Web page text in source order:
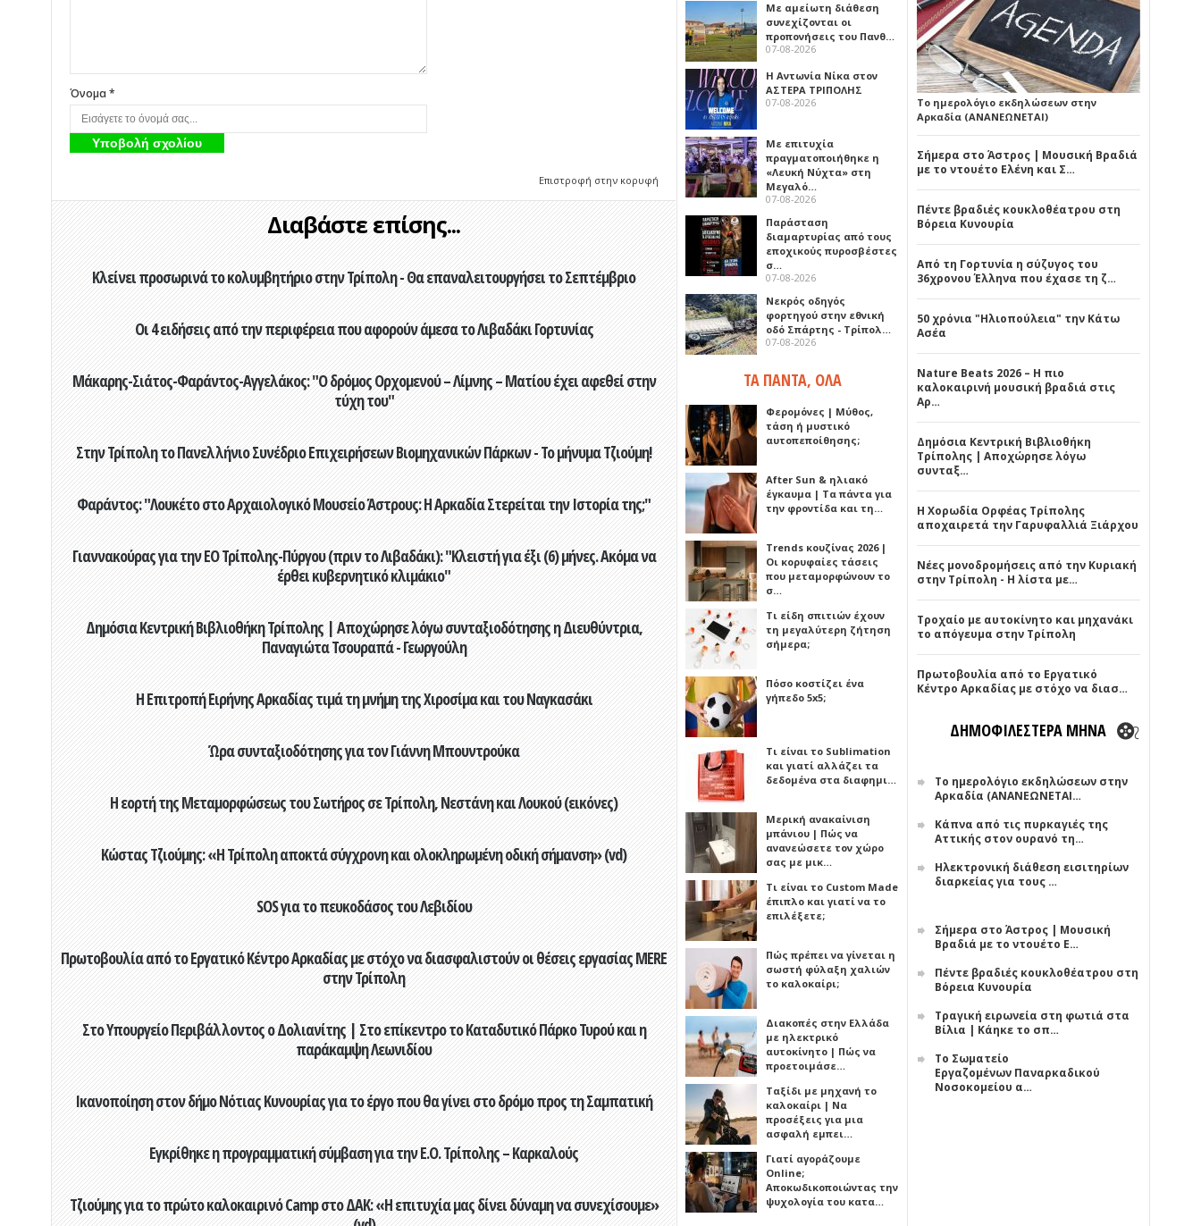
Όνομα *
Επιστροφή στην κορυφή
Διαβάστε επίσης...
Κλείνει προσωρινά το κολυμβητήριο στην Τρίπολη - Θα επαναλειτουργήσει το Σεπτέμβριο
Οι 4 ειδήσεις από την περιφέρεια που αφορούν άμεσα το Λιβαδάκι Γορτυνίας
Μάκαρης-Σιάτος-Φαράντος-Αγγελάκος: "Ο δρόμος Ορχομενού – Λίμνης – Ματίου έχει αφεθεί στην
τύχη του"
Στην Τρίπολη το Πανελλήνιο Συνέδριο Επιχειρήσεων Βιομηχανικών Πάρκων - Το μήνυμα Τζιούμη!
Φαράντος: "Λουκέτο στο Αρχαιολογικό Μουσείο Άστρους: Η Αρκαδία Στερείται την Ιστορία της;"
Γιαννακούρας για την EO Τρίπολης-Πύργου (πριν το Λιβαδάκι): "Κλειστή για έξι (6) μήνες. Ακόμα να
έρθει κυβερνητικό κλιμάκιο"
Δημόσια Κεντρική Βιβλιοθήκη Τρίπολης | Αποχώρησε λόγω συνταξιοδότησης η Διευθύντρια,
Παναγιώτα Τσουραπά - Γεωργούλη
Η Επιτροπή Ειρήνης Αρκαδίας τιμά τη μνήμη της Χιροσίμα και του Ναγκασάκι
Ώρα συνταξιοδότησης για τον Γιάννη Μπουντρούκα
Η εορτή της Μεταμορφώσεως του Σωτήρος σε Τρίπολη, Νεστάνη και Λουκού (εικόνες)
Κώστας Τζιούμης: «Η Τρίπολη αποκτά σύγχρονη και ολοκληρωμένη οδική σήμανση» (vd)
SOS για το πευκοδάσος του Λεβιδίου
Πρωτοβουλία από το Εργατικό Κέντρο Αρκαδίας με στόχο να διασφαλιστούν οι θέσεις εργασίας MERE
στην Τρίπολη
Στο Υπουργείο Περιβάλλοντος ο Δολιανίτης | Στο επίκεντρο το Καταδυτικό Πάρκο Τυρού και η
παράκαμψη Λεωνιδίου
Ικανοποίηση στον δήμο Νότιας Κυνουρίας για το έργο που θα γίνει στο δρόμο προς τη Σαμπατική
Εγκρίθηκε η προγραμματική σύμβαση για την Ε.Ο. Τρίπολης – Καρκαλούς
Τζιούμης για το πρώτο καλοκαιρινό Camp στο ΔΑΚ: «Η επιτυχία μας δίνει δύναμη να συνεχίσουμε»
Με αμείωτη διάθεση
συνεχίζονται οι
προπονήσεις του Πανθ…
07-08-2026
Η Αντωνία Νίκα στον
ΑΣΤΕΡΑ ΤΡΙΠΟΛΗΣ
07-08-2026
Με επιτυχία
πραγματοποιήθηκε η
«Λευκή Νύχτα» στη
Μεγαλό…
07-08-2026
Παράσταση
διαμαρτυρίας από τους
εποχικούς πυροσβέστες
σ…
07-08-2026
Νεκρός οδηγός
φορτηγού στην εθνική
οδό Σπάρτης - Τρίπολ…
07-08-2026
ΤΑ ΠΑΝΤΑ, ΟΛΑ
Φερομόνες | Μύθος,
τάση ή μυστικό
αυτοπεποίθησης;
After Sun & ηλιακό
έγκαυμα | Τα πάντα για
την φροντίδα και τη…
Trends κουζίνας 2026 |
Οι κορυφαίες τάσεις
που μεταμορφώνουν το
σ…
Τι είδη σπιτιών έχουν
τη μεγαλύτερη ζήτηση
σήμερα;
Πόσο κοστίζει ένα
γήπεδο 5x5;
Τι είναι το Sublimation
και γιατί αλλάζει τα
δεδομένα στα διαφημι…
Μερική ανακαίνιση
μπάνιου | Πώς να
ανανεώσετε τον χώρο
σας με μικ…
Τι είναι το Custom Made
έπιπλο και γιατί να το
επιλέξετε;
Πώς πρέπει να γίνεται η
σωστή φύλαξη χαλιών
το καλοκαίρι;
Διακοπές στην Ελλάδα
με ηλεκτρικό
αυτοκίνητο | Πώς να
προετοιμάσε…
Ταξίδι με μηχανή το
καλοκαίρι | Να
προσέξεις για μια
ασφαλή εμπει…
Γιατί αγοράζουμε
Online;
Αποκωδικοποιώντας την
ψυχολογία του κατα…
Το ημερολόγιο εκδηλώσεων στην
Αρκαδία (ΑΝΑΝΕΩΝΕΤΑΙ)
Σήμερα στο Άστρος | Μουσική Βραδιά
με το ντουέτο Ελένη και Σ…
Πέντε βραδιές κουκλοθέατρου στη
Βόρεια Κυνουρία
Από τη Γορτυνία η σύζυγος του
36χρονου Έλληνα που έχασε τη ζ…
50 χρόνια "Ηλιοπούλεια" την Κάτω
Ασέα
Nature Beats 2026 – Η πιο
καλοκαιρινή μουσική βραδιά στις
Αρ…
Δημόσια Κεντρική Βιβλιοθήκη
Τρίπολης | Αποχώρησε λόγω
συνταξ…
Η Χορωδία Ορφέας Τρίπολης
αποχαιρετά την Γαρυφαλλιά Ξιάρχου
Νέες μονοδρομήσεις από την Κυριακή
στην Τρίπολη - Η λίστα με…
Τροχαίο με αυτοκίνητο και μηχανάκι
το απόγευμα στην Τρίπολη
Πρωτοβουλία από το Εργατικό
Κέντρο Αρκαδίας με στόχο να διασ…
ΔΗΜΟΦΙΛΕΣΤΕΡΑ ΜΗΝΑ
Το ημερολόγιο εκδηλώσεων στην
Αρκαδία (ΑΝΑΝΕΩΝΕΤΑΙ…
Κάπνα από τις πυρκαγιές της
Αττικής στον ουρανό τη…
Ηλεκτρονική διάθεση εισιτηρίων
διαρκείας για τους …
Σήμερα στο Άστρος | Μουσική
Βραδιά με το ντουέτο Ε…
Πέντε βραδιές κουκλοθέατρου στη
Βόρεια Κυνουρία
Τραγική ειρωνεία στη φωτιά στα
Βίλια | Κάηκε το σπ…
Το Σωματείο
Εργαζομένων Παναρκαδικού
Νοσοκομείου α…